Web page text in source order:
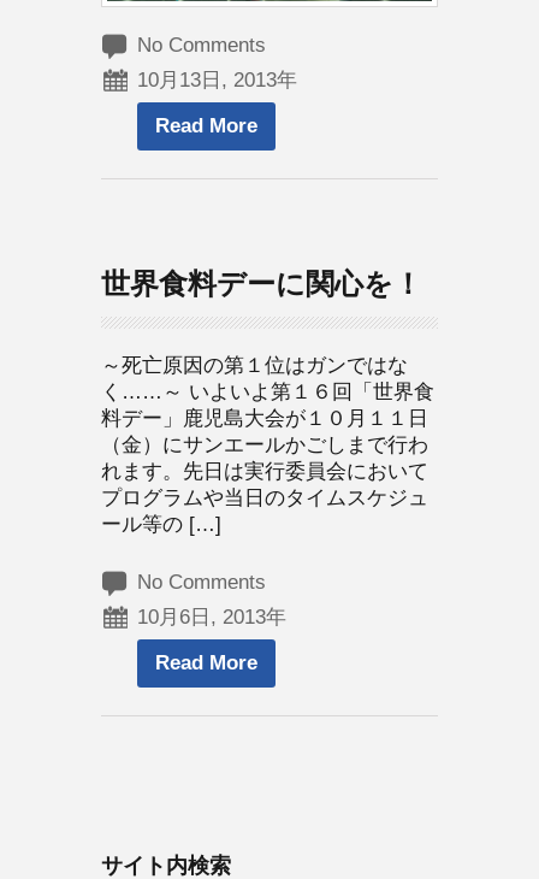
No Comments
10月13日, 2013年
Read More
世界食料デーに関心を！
～死亡原因の第１位はガンではな
く……～ いよいよ第１６回「世界食
料デー」鹿児島大会が１０月１１日
（金）にサンエールかごしまで行わ
れます。先日は実行委員会において
プログラムや当日のタイムスケジュ
ール等の […]
No Comments
10月6日, 2013年
Read More
サイト内検索